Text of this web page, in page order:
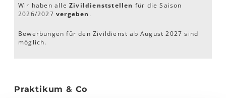
Wir haben alle Zivildienststellen für die Saison
2026/2027 vergeben .
Bewerbungen für den Zivildienst ab August 2027 sind
möglich.
Praktikum & Co